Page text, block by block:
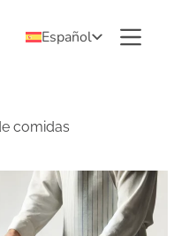
Español
comidas